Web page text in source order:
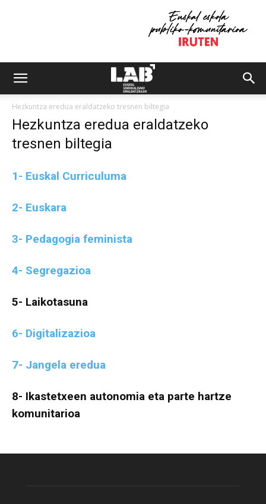
Hezkuntza eredua eraldatzeko tresnen biltegia
Hezkuntza eredua eraldatzeko
tresnen biltegia
1- Euskal Curriculuma
2- Euskara
3- Pedagogia feminista
4- Segregazioa
5- Laikotasuna
6- Digitalizazioa
7- Jangela eredua
8- Ikastetxeen autonomia eta parte hartze
komunitarioa